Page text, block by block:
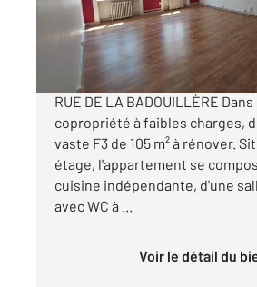
110 000 €
Visiter le site dédié
RUE DE LA BADOUILLÈRE
copropriété à faibles charges,
vaste F3 de 105 m² à rénover.
étage, l'appartement se
cuisine indépendante, d'une
avec WC à ...
Voir le détail du